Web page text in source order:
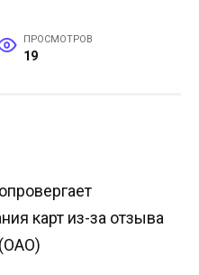
ПРОСМОТРОВ
19